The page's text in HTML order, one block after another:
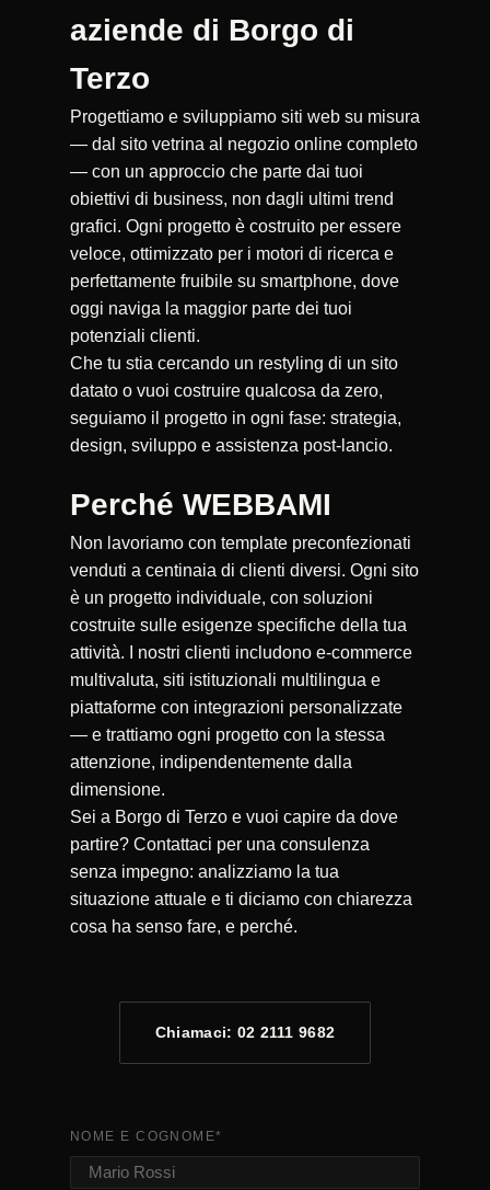
aziende di Borgo di
Terzo
Progettiamo e sviluppiamo siti web su misura
— dal sito vetrina al negozio online completo
— con un approccio che parte dai tuoi
obiettivi di business, non dagli ultimi trend
grafici. Ogni progetto è costruito per essere
veloce, ottimizzato per i motori di ricerca e
perfettamente fruibile su smartphone, dove
oggi naviga la maggior parte dei tuoi
potenziali clienti.
Che tu stia cercando un restyling di un sito
datato o vuoi costruire qualcosa da zero,
seguiamo il progetto in ogni fase: strategia,
design, sviluppo e assistenza post-lancio.
Perché WEBBAMI
Non lavoriamo con template preconfezionati
venduti a centinaia di clienti diversi. Ogni sito
è un progetto individuale, con soluzioni
costruite sulle esigenze specifiche della tua
attività. I nostri clienti includono e-commerce
multivaluta, siti istituzionali multilingua e
piattaforme con integrazioni personalizzate
— e trattiamo ogni progetto con la stessa
attenzione, indipendentemente dalla
dimensione.
Sei a Borgo di Terzo e vuoi capire da dove
partire? Contattaci per una consulenza
senza impegno: analizziamo la tua
situazione attuale e ti diciamo con chiarezza
cosa ha senso fare, e perché.
Chiamaci: 02 2111 9682
NOME E COGNOME*